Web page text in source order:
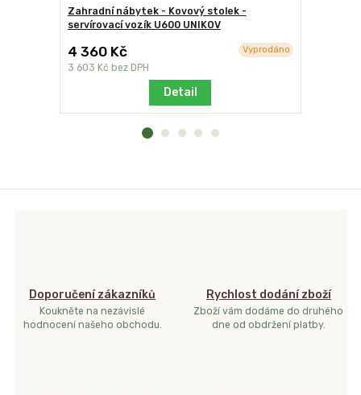
Zahradní nábytek - Kovový stolek -
servírovací vozík U600 UNIKOV
4 360 Kč
3 603 Kč bez DPH
Vyprodáno
Detail
Doporučení zákazníků
Koukněte na nezávislé
hodnocení našeho obchodu.
Rychlost dodání zboží
Zboží vám dodáme do druhého
dne od obdržení platby.